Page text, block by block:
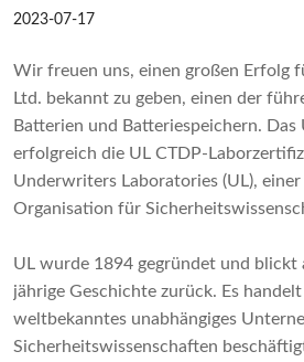
2023-07-17
Wir freuen uns, einen großen Erfolg
Ltd. bekannt zu geben, einen der
Batterien und Batteriespeichern.
erfolgreich die UL CTDP-
Underwriters Laboratories (UL),
Organisation für
UL wurde 1894 gegründet und blickt
jährige Geschichte zurück. Es
weltbekanntes unabhängiges
Sicherheitswissenschaften